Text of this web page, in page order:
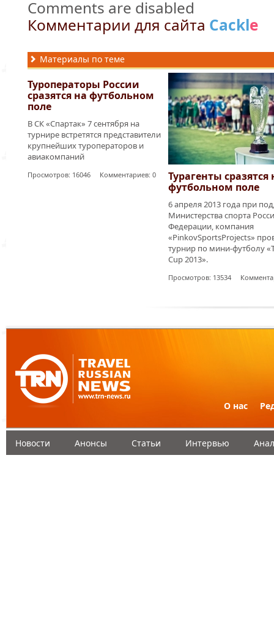
Comments are disabled
Комментарии для сайта Cackle
Материалы по теме
Туроператоры России
сразятся на футбольном
поле
В СК «Спартак» 7 сентября на
турнире встретятся представители
крупнейших туроператоров и
авиакомпаний
Просмотров: 16046 Комментариев: 0
Турагенты сразятся
футбольном поле
6 апреля 2013 года при
Министерства спорта
Федерации, компания
«PinkovSportsProjects»
турнир по мини-футболу
Cup 2013».
Просмотров: 13534
О нас
Новости Анонсы Статьи Интервью